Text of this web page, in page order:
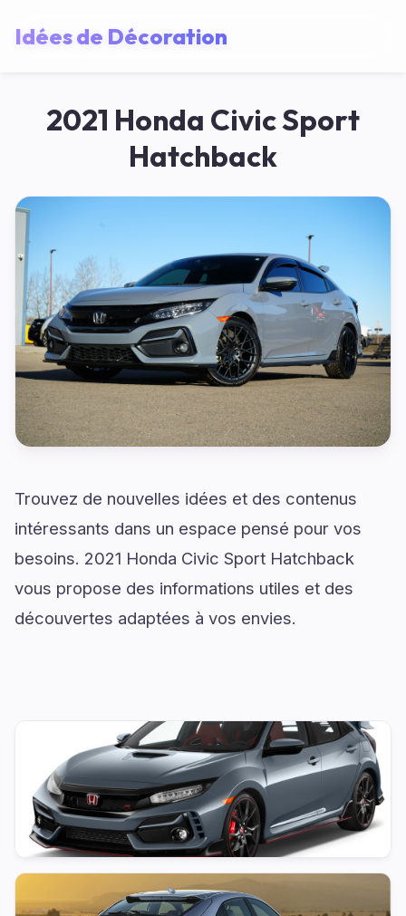
Idées de Décoration
2021 Honda Civic Sport
Hatchback
Trouvez de nouvelles idées et des contenus
intéressants dans un espace pensé pour vos
besoins. 2021 Honda Civic Sport Hatchback
vous propose des informations utiles et des
découvertes adaptées à vos envies.